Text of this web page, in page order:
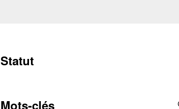
Statut
Mots-clés